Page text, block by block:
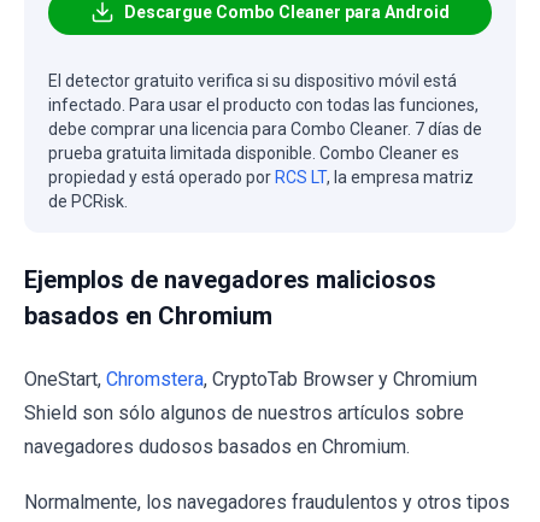
Descargue Combo Cleaner para Android
El detector gratuito verifica si su dispositivo móvil está
infectado. Para usar el producto con todas las funciones,
debe comprar una licencia para Combo Cleaner. 7 días de
prueba gratuita limitada disponible. Combo Cleaner es
propiedad y está operado por RCS LT, la empresa matriz
de PCRisk.
Ejemplos de navegadores maliciosos
basados en Chromium
OneStart, Chromstera, CryptoTab Browser y Chromium
Shield son sólo algunos de nuestros artículos sobre
navegadores dudosos basados en Chromium.
Normalmente, los navegadores fraudulentos y otros tipos